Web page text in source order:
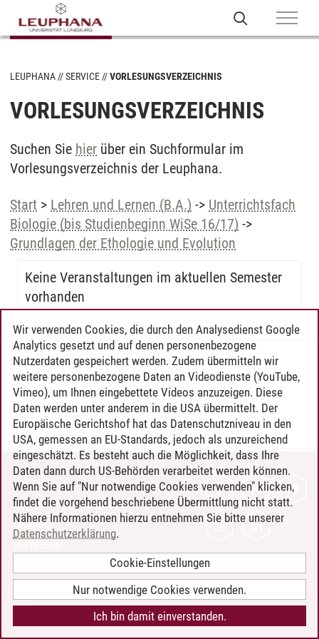
LEUPHANA SERVICE VORLESUNGSVERZEICHNIS
VORLESUNGSVERZEICHNIS
Suchen Sie hier über ein Suchformular im
Vorlesungsverzeichnis der Leuphana.
Start > Lehren und Lernen (B.A.) -> Unterrichtsfach
Biologie (bis Studienbeginn WiSe 16/17) ->
Grundlagen der Ethologie und Evolution
Keine Veranstaltungen im aktuellen Semester
vorhanden
Timo Leder/30.06.2024
KONTAKT
LEUPHANA ALS ARBEITGEBER
INTRANET
BARRIEREFREIHEIT
COOKIE-EINSTELLUNGEN
Wir verwenden Cookies, die durch den Analysedienst Google
Analytics gesetzt und auf denen personenbezogene
Nutzerdaten gespeichert werden. Zudem übermitteln wir
weitere personenbezogene Daten an Videodienste (YouTube,
Vimeo), um Ihnen eingebettete Videos anzuzeigen. Diese
Daten werden unter anderem in die USA übermittelt. Der
Europäische Gerichtshof hat das Datenschutzniveau in den
USA, gemessen an EU-Standards, jedoch als unzureichend
eingeschätzt. Es besteht auch die Möglichkeit, dass Ihre
Daten dann durch US-Behörden verarbeitet werden können.
Wenn Sie auf "Nur notwendige Cookies verwenden" klicken,
findet die vorgehend beschriebene Übermittlung nicht statt.
Nähere Informationen hierzu entnehmen Sie bitte unserer
Datenschutzerklärung.
Cookie-Einstellungen
Nur notwendige Cookies verwenden.
Ich bin damit einverstanden.